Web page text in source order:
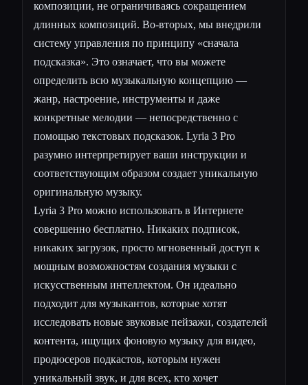
композиции, не ограничиваясь сокращением
длинных композиций. Во-вторых, мы внедрили
систему управления по принципу «сначала
подсказка». Это означает, что вы можете
определить всю музыкальную концепцию —
жанр, настроение, инструменты и даже
конкретные мелодии — непосредственно с
помощью текстовых подсказок. Lyria 3 Pro
разумно интерпретирует ваши инструкции и
соответствующим образом создает уникальную
оригинальную музыку.
Lyria 3 Pro можно использовать в Интернете
совершенно бесплатно. Никаких подписок,
никаких загрузок, просто мгновенный доступ к
мощным возможностям создания музыки с
искусственным интеллектом. Он идеально
подходит для музыкантов, которые хотят
исследовать новые звуковые пейзажи, создателей
контента, ищущих фоновую музыку для видео,
продюсеров подкастов, которым нужен
уникальный звук, и для всех, кто хочет